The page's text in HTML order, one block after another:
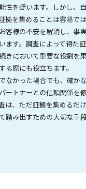
性を疑います。しかし、
拠を集めることは容易では
客様の不安を解消し、事
ます。調査によって得た
きにおいて重要な役割を
る際にも役立ちます。
なかった場合でも、確か
ートナーとの信頼関係を
は、ただ証拠を集めるだ
踏み出すための大切な手段